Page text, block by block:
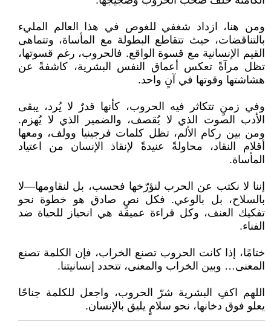
ومن هنا، ازداد شغفي للغوص في هذا العالم المليء
بالتناقضات، حيث تتقاطع البطولة مع المأساة، وتتماهى
القيم الإنسانية مع قسوة الواقع. فالحروب، رغم قسوتها،
تظل مرآةً تعكس أعماق النفس البشرية، كاشفةً عن
هشاشتها وقوتها في آنٍ واحد.
وفي زمنٍ تتكاثر فيه الحروب، كأنها قدرٌ لا يُرد، يبقى
الأدب الصوت الذي لا يُقصف، والضمير الذي لا يُهزم.
ومن بين ركام الألم، تظل كلمات فرجينيا وولف، ومعها
أقلام النقاد، محاولةً عنيدةً لإنقاذ الإنسان من اعتياد
المأساة.
إننا لا نكتب عن الحرب لنؤرّخها فحسب، بل لنقاومها—لا
بالسلاح، بل بالوعي. فكل نصٍ صادق هو خطوة نحو
تفكيك العنف، وكل قراءة عميقة هي انحياز للحياة ضد
الفناء.
ختامًا، إذا كانت الحروب تصنع الخراب، فإن الكلمة تصنع
المعنى… وبين الخراب والمعنى، تتحدد إنسانيتنا.
اللهم اكفِ البشرية شرّ الحروب، واجعل للكلمة جناحًا
يعلو فوق دخانها، نحو سلامٍ يليق بالإنسان.